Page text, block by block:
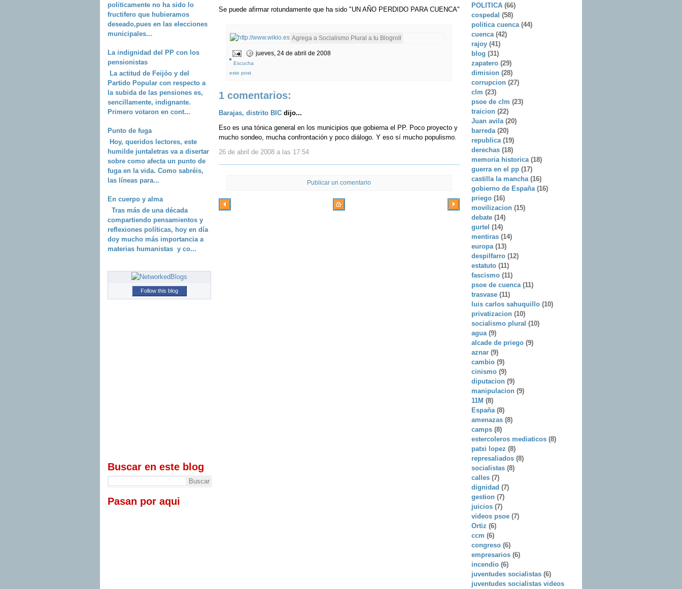
politicamente no ha sido lo
fructifero que hubieramos
deseado,pues en las elecciones
municipales...
La indignidad del PP con los
pensionistas
La actitud de Feijóo y del
Partido Popular con respecto a
la subida de las pensiones es,
sencillamente, indignante.
Primero votaron en cont...
Punto de fuga
Hoy, queridos lectores, este
humilde juntaletras va a disertar
sobre como afecta un punto de
fuga en la vida. Como sabréis,
las líneas para...
En cuerpo y alma
Tras más de una década
compartiendo pensamientos y
reflexiones políticas, hoy en día
doy mucho más importancia a
materias humanistas y co...
Follow this blog
Buscar en este blog
Pasan por aqui
Se puede afirmar rotundamente que ha sido "UN AÑO PERDIDO PARA CUENCA"
jueves, 24 de abril de 2008
Escucha
este post
1 comentarios:
Barajas, distrito BICdijo...
Eso es una tónica general en los municipios que gobierna el PP. Poco proyecto y
mucho sondeo, mucha confrontación y poco diálogo. Y eso sí mucho populismo.
26 de abril de 2008 a las 17:54
Publicar un comentario
POLITICA (66)
cospedal (58)
politica cuenca (44)
cuenca (42)
rajoy (41)
blog (31)
zapatero (29)
dimision (28)
corrupcion (27)
clm (23)
psoe de clm (23)
traicion (22)
Juan avila (20)
barreda (20)
republica (19)
derechas (18)
memoria historica (18)
guerra en el pp (17)
castilla la mancha (16)
gobierno de España (16)
priego (16)
movilizacion (15)
debate (14)
gurtel (14)
mentiras (14)
europa (13)
despilfarro (12)
estatuto (11)
fascismo (11)
psoe de cuenca (11)
trasvase (11)
luis carlos sahuquillo (10)
privatizacion (10)
socialismo plural (10)
agua (9)
alcade de priego (9)
aznar (9)
cambio (9)
cinismo (9)
diputacion (9)
manipulacion (9)
11M (8)
España (8)
amenazas (8)
camps (8)
estercoleros mediaticos (8)
patxi lopez (8)
represaliados (8)
socialistas (8)
calles (7)
dignidad (7)
gestion (7)
juicios (7)
videos psoe (7)
Ortiz (6)
ccm (6)
congreso (6)
empresarios (6)
incendio (6)
juventudes socialistas (6)
juventudes socialistas videos